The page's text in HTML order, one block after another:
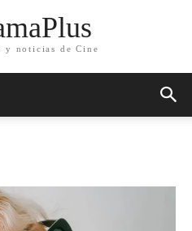
y noticias de Cine